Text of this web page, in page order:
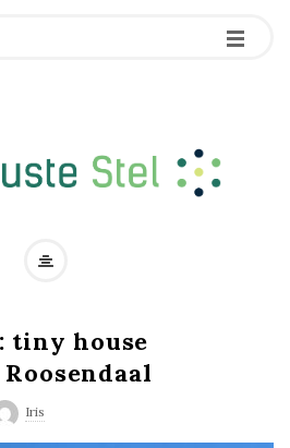
tiny house
Iris